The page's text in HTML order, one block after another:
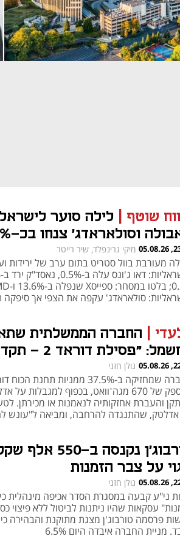
שוטף
לילה סוער
מיקי גרינפלד, שיר רייטר
מעורבת בוול סטריט בתום ערב של ירידות
סולאראדג' עקפה את הצפי אך סיפקה
החברה הממשלתית
החשמל:
גולן חזני
החברה שמחזיקה ב-37.5%
בהספק של 670 מגה־וואט, בכפוף
והעברת אחזקותיה לנאמנות או מכירתן.
שהתנגדה להרחבה, ומביאה ל"עונש
טורבוג'ן
על צבר הזמנות
גולן חזני
ני"ע קבעה במסגרת הסדר אכיפה מינהלית
עסקאות שהיו ניתנות לביטול ללא פיצוי
פרסמה טורבוג'ן מצגת מתוקנת והבהירה
מניית החברה איבדה היום 6.5%